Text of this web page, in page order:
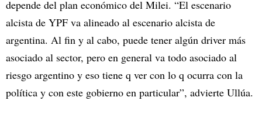
depende del plan económico del Milei. “El escenario
alcista de YPF va alineado al escenario alcista de
argentina. Al fin y al cabo, puede tener algún driver más
asociado al sector, pero en general va todo asociado al
riesgo argentino y eso tiene q ver con lo q ocurra con la
política y con este gobierno en particular”, advierte Ullúa.